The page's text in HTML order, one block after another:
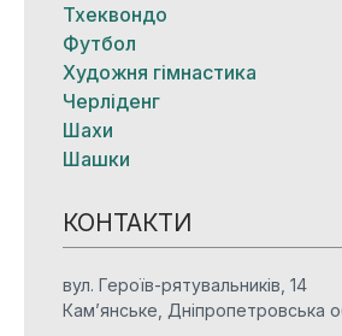
Тхеквондо
Футбол
Художня гімнастика
Черліденг
Шахи
Шашки
КОНТАКТИ
вул. Героїв-рятувальників, 14
Кам’янське, Дніпропетровська